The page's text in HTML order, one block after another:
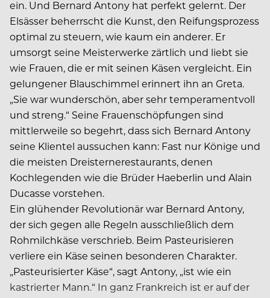
ein. Und Bernard Antony hat perfekt gelernt. Der
Elsässer beherrscht die Kunst, den Reifungsprozess
optimal zu steuern, wie kaum ein anderer. Er
umsorgt seine Meisterwerke zärtlich und liebt sie
wie Frauen, die er mit seinen Käsen vergleicht. Ein
gelungener Blauschimmel erinnert ihn an Greta.
„Sie war wunderschön, aber sehr temperamentvoll
und streng.“ Seine Frauenschöpfungen sind
mittlerweile so begehrt, dass sich Bernard Antony
seine Klientel aussuchen kann: Fast nur Könige und
die meisten Dreisterneres­taurants, denen
Kochlegenden wie die Brüder Haeberlin und Alain
Ducasse vorstehen.
Ein glühender Revolutionär war Bernard Antony,
der sich gegen alle Regeln ausschließlich dem
Rohmilchkäse verschrieb. Beim Pasteurisieren
verliere ein Käse seinen besonderen Charakter.
„Pasteurisierter Käse“, sagt Antony, „ist wie ein
kastrierter Mann.“ In ganz Frankreich ist er auf der